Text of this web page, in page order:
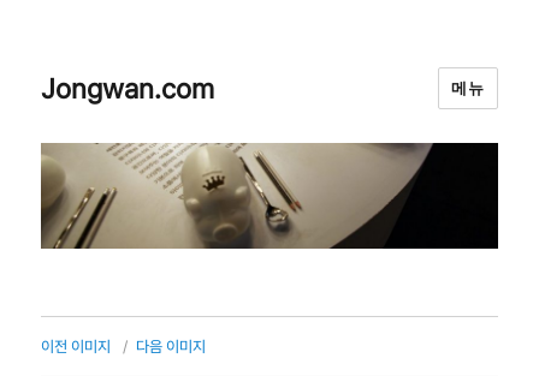
Jongwan.com 메뉴
이전 이미지 다음 이미지